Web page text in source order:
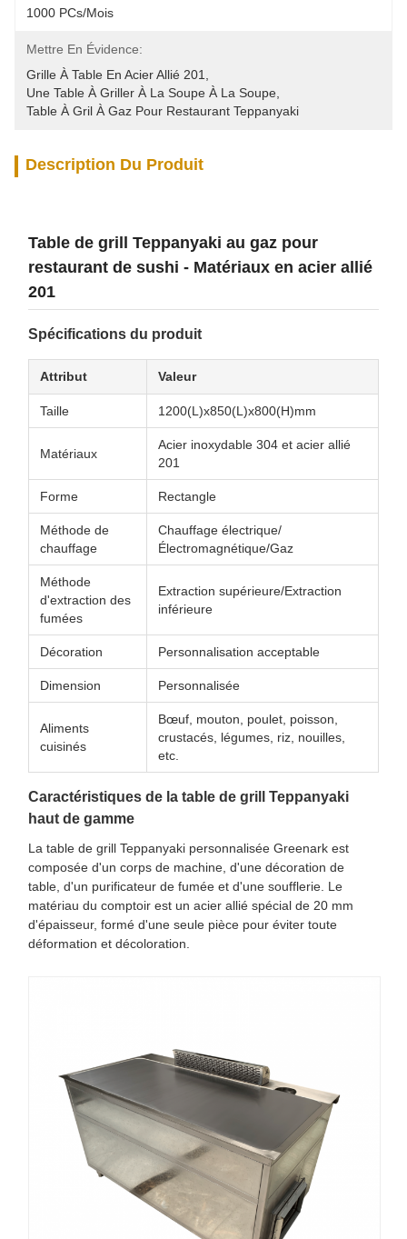
1000 PCs/mois
Mettre En Évidence:
Grille À Table En Acier Allié 201
Une Table À Griller À La Soupe À La Soupe
Table À Gril À Gaz Pour Restaurant Teppanyaki
Description Du Produit
Table de grill Teppanyaki au gaz pour
restaurant de sushi - Matériaux en acier allié
201
Spécifications du produit
Attribut Valeur
Taille 1200(L)x850(L)x800(H)mm
Matériaux
Acier inoxydable 304 et acier allié
201
Forme Rectangle
Méthode de
chauffage
Chauffage électrique/
Électromagnétique/Gaz
Méthode
d'extraction des
fumées
Extraction supérieure/Extraction
inférieure
Décoration Personnalisation acceptable
Dimension Personnalisée
Aliments
cuisinés
Bœuf, mouton, poulet, poisson,
crustacés, légumes, riz, nouilles,
etc.
Caractéristiques de la table de grill Teppanyaki
haut de gamme
La table de grill Teppanyaki personnalisée Greenark est
composée d'un corps de machine, d'une décoration de
table, d'un purificateur de fumée et d'une soufflerie. Le
matériau du comptoir est un acier allié spécial de 20 mm
d'épaisseur, formé d'une seule pièce pour éviter toute
déformation et décoloration.